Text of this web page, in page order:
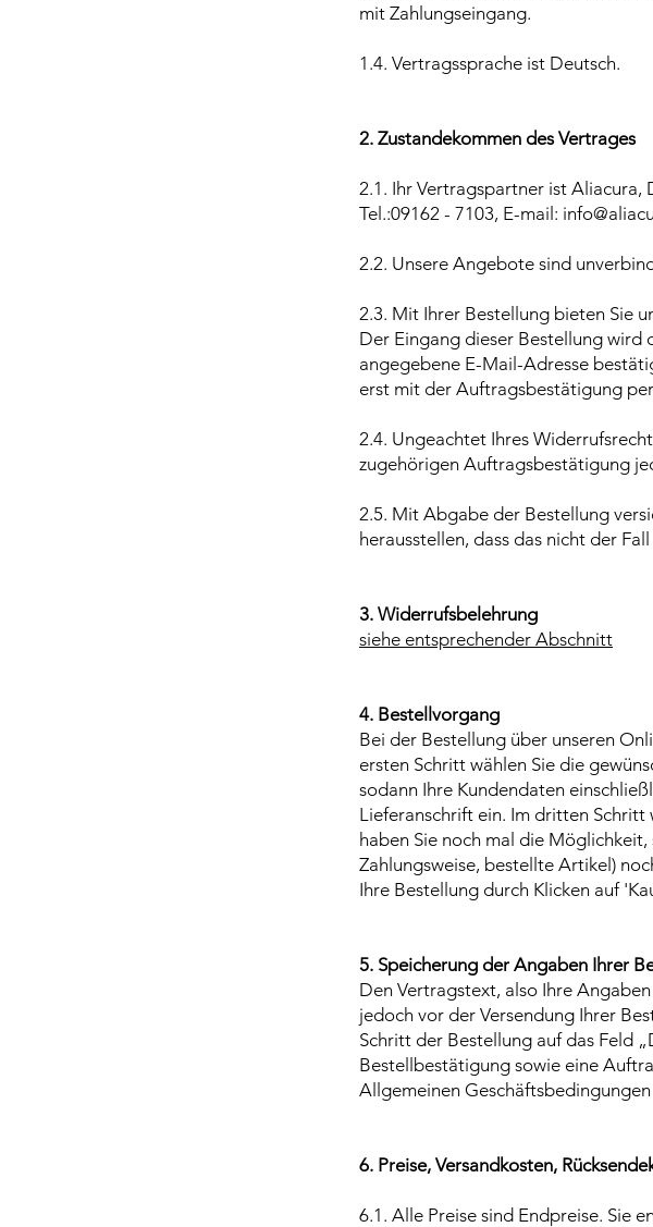
mit Zahlungseingang.
1.4. Vertragssprache ist Deutsch.
2. Zustandekommen des Vertrages
2.1. Ihr Vertragspartner ist Aliacura,
Tel.:09162 - 7103, E-mail:
2.2. Unsere Angebote sind
2.3. Mit Ihrer Bestellung bieten Sie
Der Eingang dieser Bestellung wird
angegebene E-Mail-Adresse
erst mit der Auftragsbestätigung
2.4. Ungeachtet Ihres
zugehörigen Auftragsbestätigung
2.5. Mit Abgabe der Bestellung
herausstellen, dass das nicht der
3. Widerrufsbelehrung
siehe entsprechender Abschnitt
4. Bestellvorgang
Bei der Bestellung über unseren
ersten Schritt wählen Sie die
sodann Ihre Kundendaten
Lieferanschrift ein. Im dritten
haben Sie noch mal die
Zahlungsweise, bestellte Artikel)
Ihre Bestellung durch Klicken auf
5. Speicherung der Angaben Ihrer
Den Vertragstext, also Ihre
jedoch vor der Versendung Ihrer
Schritt der Bestellung auf das Feld
Bestellbestätigung sowie eine
Allgemeinen
6. Preise, Versandkosten,
6.1. Alle Preise sind Endpreise. Sie